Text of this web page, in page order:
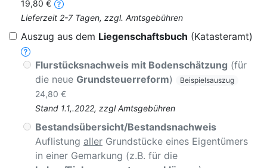
19,80 €
Lieferzeit 2-7 Tagen, zzgl. Amtsgebühren
Auszug aus dem Liegenschaftsbuch (Katasteramt)
Flurstücksnachweis mit Bodenschätzung (für
die neue Grundsteuerreform) Beispielsauszug
24,80 €
Stand 1.1,.2022, zzgl Amtsgebühren
Bestandsübersicht/Bestandsnachweis
Auflistung aller Grundstücke eines Eigentümers
in einer Gemarkung (z.B. für die